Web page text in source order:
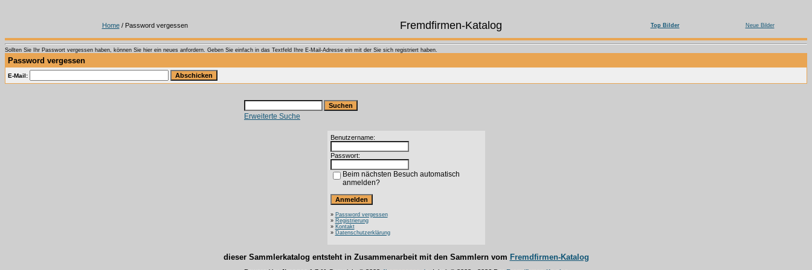
Home/ Password vergessen Fremdfirmen-Katalog Top Bilder Neue Bilder
Sollten Sie Ihr Passwort vergessen haben, können Sie hier ein neues anfordern. Geben Sie einfach in das Textfeld Ihre E-Mail-Adresse ein mit der Sie sich registriert haben.
Password vergessen
E-Mail:
Erweiterte Suche
Benutzername:
Passwort:
Beim nächsten Besuch automatisch
anmelden?
» Password vergessen
» Registrierung
» Kontakt
» Datenschutzerklärung
dieser Sammlerkatalog entsteht in Zusammenarbeit mit den Sammlern vom Fremdfirmen-Katalog